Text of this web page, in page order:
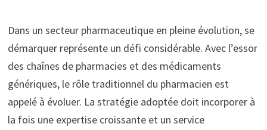
Dans un secteur pharmaceutique en pleine évolution, se
démarquer représente un défi considérable. Avec l’essor
des chaînes de pharmacies et des médicaments
génériques, le rôle traditionnel du pharmacien est
appelé à évoluer. La stratégie adoptée doit incorporer à
la fois une expertise croissante et un service